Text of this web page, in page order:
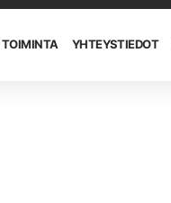
TOIMINTA YHTEYSTIEDOT